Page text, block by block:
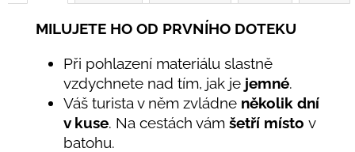
MILUJETE HO OD PRVNÍHO DOTEKU
Při pohlazení materiálu slastně
vzdychnete nad tím, jak je jemné.
Váš turista v něm zvládne několik dní
v kuse. Na cestách vám šetří místo v
batohu.